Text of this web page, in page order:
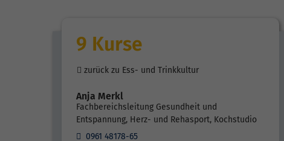
9 Kurse
zurück zu Ess- und Trinkkultur
Anja Merkl
Fachbereichsleitung Gesundheit und
Entspannung, Herz- und Rehasport, Kochstudio
0961 48178-65